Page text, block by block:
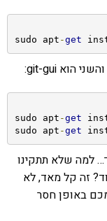
sudo apt -get
sudo apt -get
sudo apt -get
זה קל מאד, לא
באופן חסר